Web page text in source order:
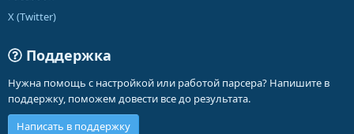
X (Twitter)
Поддержка
Нужна помощь с настройкой или работой парсера? Напишите в
поддержку, поможем довести все до результата.
Написать в поддержку